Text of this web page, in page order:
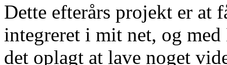
Dette efterårs projekt er at
integreret i mit net, og
det oplagt at lave noget